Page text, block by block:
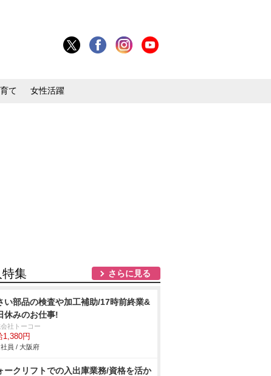
て 女性活躍
集 さらに見る
い部品の検査や加工補助/17時前終業&
休みのお仕事!
社トーコー
1,380円
員 / 大阪府
ークリフトでの入出庫業務/資格を活か